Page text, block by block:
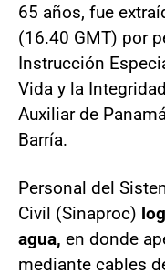
65 años, fue
(16.40 GMT) por
Instrucción
Vida y la
Auxiliar de
Barría.
Personal del
Civil (Sinaproc)
agua, en donde
mediante cables